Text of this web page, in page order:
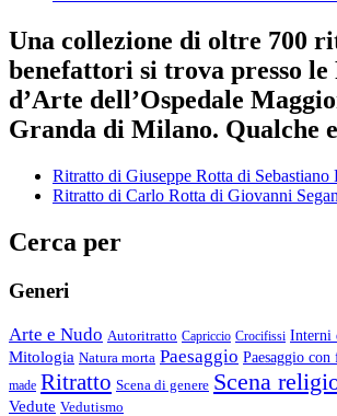
Una collezione di oltre 700
benefattori si trova presso le
d’Arte dell’Ospedale
Granda di Milano. Qualche
Ritratto di Giuseppe Rotta di Sebastiano
Ritratto di Carlo Rotta di Giovanni
Cerca per
Generi
Arte e Nudo Autoritratto Capriccio Crocifissi Interni
Mitologia Natura morta Paesaggio Paesaggio con
made Ritratto Scena di genere Scena
Vedute Vedutismo